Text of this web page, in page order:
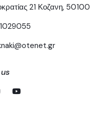
21 Κοζανη, 50100